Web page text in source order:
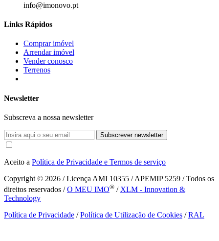
info@imonovo.pt
Links Rápidos
Comprar imóvel
Arrendar imóvel
Vender conosco
Terrenos
Newsletter
Subscreva a nossa newsletter
Subscrever newsletter
Aceito a Política de Privacidade e Termos de serviço
Copyright © 2026 / Licença AMI 10355 / APEMIP 5259 / Todos os
direitos reservados /O MEU IMO® / XLM - Innovation &
Technology
Política de Privacidade /Política de Utilização de Cookies /RAL